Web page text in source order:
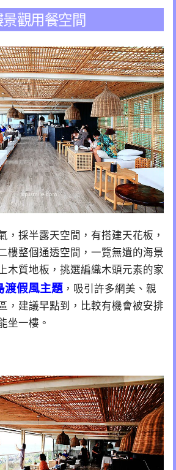
觀用餐空間
，採半露天空間，有搭建天花板，
樓整個通透空間，一覽無遺的海景
木質地板，挑選編織木頭元素的家
渡假風主題 ，吸引許多網美、親
，建議早點到，比較有機會被安排
坐一樓。